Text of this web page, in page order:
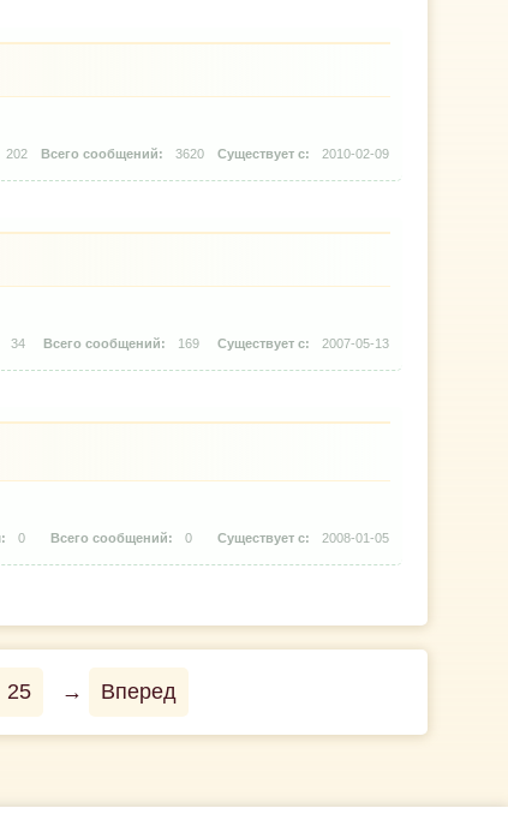
202 3620 2010-02-09
34 169 2007-05-13
0 0 2008-01-05
25 → Вперед